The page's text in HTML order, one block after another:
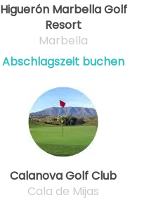
Higuerón Marbella Golf
Resort
Marbella
Abschlagszeit buchen
Calanova Golf Club
Cala de Mijas